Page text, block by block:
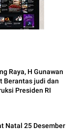
Raya, H Gunawan
Presiden RI
Natal 25 Desember